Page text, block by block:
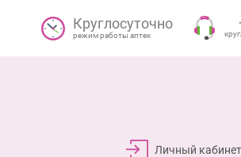
Круглосуточно
режим работы аптек
Личный кабинет